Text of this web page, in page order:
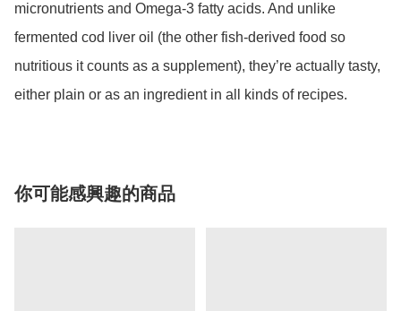
micronutrients and Omega-3 fatty acids. And unlike
fermented cod liver oil (the other fish-derived food so
nutritious it counts as a supplement), they’re actually tasty,
either plain or as an ingredient in all kinds of recipes.
你可能感興趣的商品